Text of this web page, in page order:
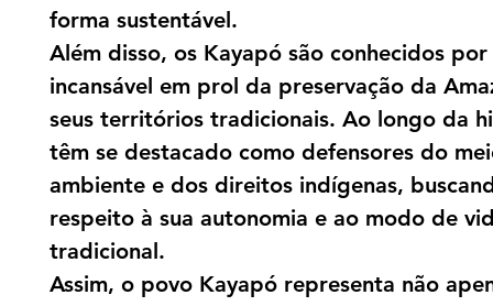
forma sustentável.
Além disso, os Kayapó são conhecidos
incansável em prol da preservação da
seus territórios tradicionais. Ao longo da
têm se destacado como defensores do
ambiente e dos direitos indígenas,
respeito à sua autonomia e ao modo de
tradicional.
Assim, o povo Kayapó representa não